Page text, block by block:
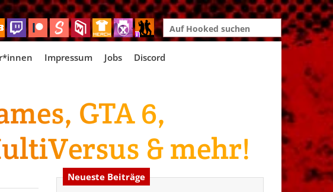
Search
for:
Impressum Jobs Discord
GTA 6,
& mehr!
Neueste Beiträge